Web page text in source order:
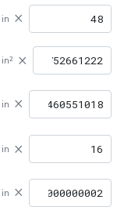
×
in
×
in²
×
in
×
in
×
in